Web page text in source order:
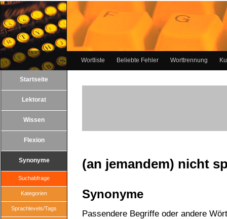
Wortliste Beliebte Fehler Worttrennung
Startseite
Lektorat
Wissen
Flexion
Synonyme
Suchabfrage
Kategorien
Sprachlevels/Tags
(an jemandem) nicht
Synonyme
Passendere Begriffe oder andere